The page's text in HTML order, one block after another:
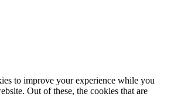
to improve your experience while you
Out of these, the cookies that are